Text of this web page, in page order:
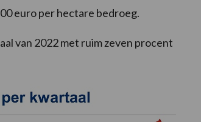
euro per hectare bedroeg.
van 2022 met ruim zeven procent